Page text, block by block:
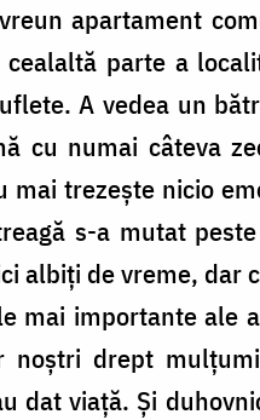
apartament
parte a
A vedea un
cu numai câteva
trezește nicio
s-a mutat
albiți de vreme, dar
mai importante ale
noștri drept
dat viață. Și